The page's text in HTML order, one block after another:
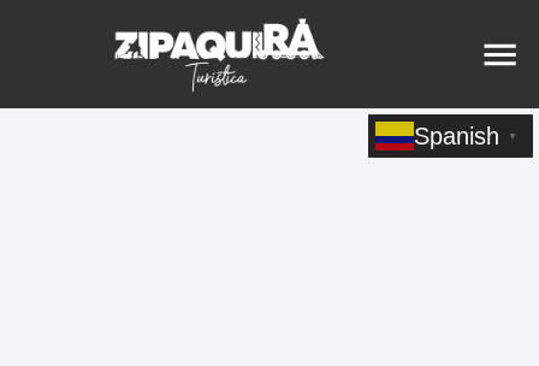
Spanish ▼